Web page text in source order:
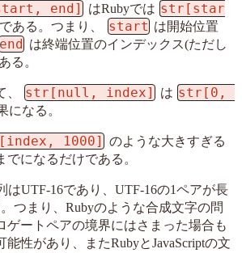
end] はRubyでは str[star
ある。つまり、 start は開始位置
end は終端位置のインデックス(ただし
る。
str[null, index] は str[0,
になる。
1000] のような大きすぎる
になるだけである。
はUTF-16であり、UTF-16の1ペアが長
つまり、Rubyのような合成文字の問
ゲートペアの境界にはさまった場合も
性があり、またRubyとJavaScriptの文